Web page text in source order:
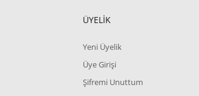
ÜYELİK
Yeni Üyelik
Üye Girişi
Şifremi Unuttum